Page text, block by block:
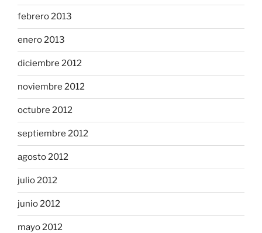
febrero 2013
enero 2013
diciembre 2012
noviembre 2012
octubre 2012
septiembre 2012
agosto 2012
julio 2012
junio 2012
mayo 2012